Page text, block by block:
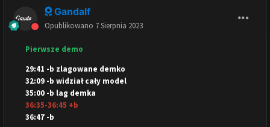
Gandalf
Opublikowano 7 Sierpnia 2023
Pierwsze demo
29:41 -b zlagowane demko
32:09 -b widział cały model
35:00 -b lag demka
36:35-36:45 +b
36:47 -b